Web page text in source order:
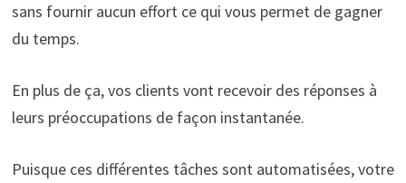
sans fournir aucun effort ce qui vous permet de gagner
du temps.
En plus de ça, vos clients vont recevoir des réponses à
leurs préoccupations de façon instantanée.
Puisque ces différentes tâches sont automatisées, votre